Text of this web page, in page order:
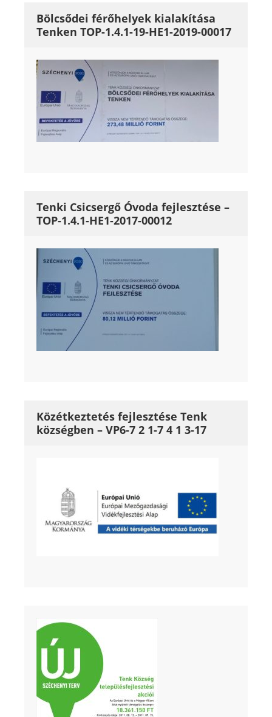
Bölcsődei férőhelyek kialakítása
Tenken TOP-1.4.1-19-HE1-2019-00017
Tenki Csicsergő Óvoda fejlesztése –
TOP-1.4.1-HE1-2017-00012
Közétkeztetés fejlesztése Tenk
községben – VP6-7 2 1-7 4 1 3-17